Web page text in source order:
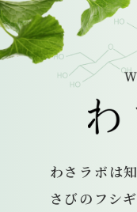
わさラボは
さびのフシ